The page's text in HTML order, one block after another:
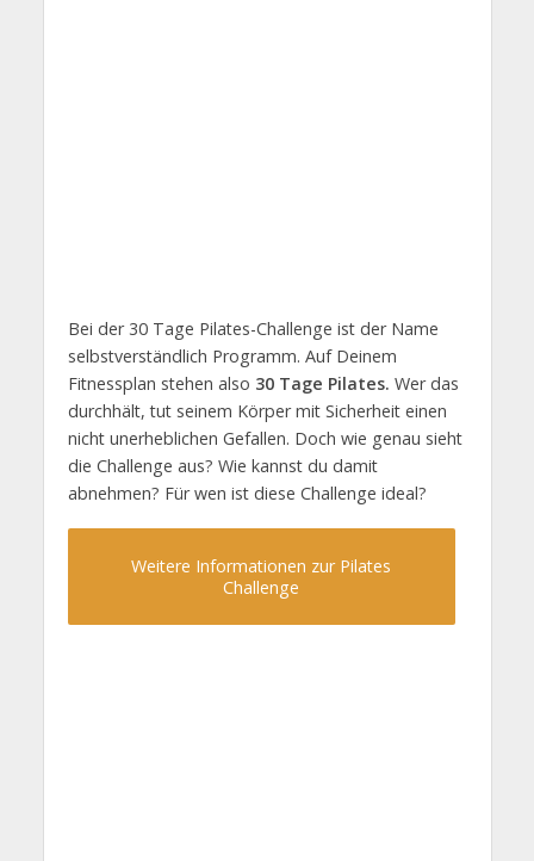
Bei der 30 Tage Pilates-Challenge ist der Name
selbstverständlich Programm. Auf Deinem
Fitnessplan stehen also 30 Tage Pilates. Wer das
durchhält, tut seinem Körper mit Sicherheit einen
nicht unerheblichen Gefallen. Doch wie genau sieht
die Challenge aus? Wie kannst du damit
abnehmen? Für wen ist diese Challenge ideal?
Weitere Informationen zur Pilates
Challenge